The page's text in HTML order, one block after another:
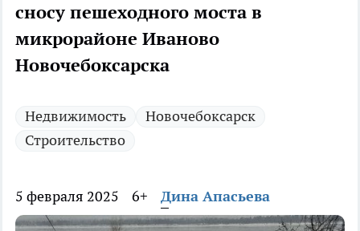
сносу пешеходного моста в
микрорайоне Иваново
Новочебоксарска
Недвижимость
Новочебоксарск
Строительство
5 февраля 2025 6+ Дина Апасьева